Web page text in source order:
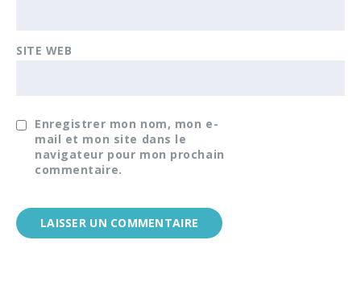
SITE WEB
Enregistrer mon nom, mon e-
mail et mon site dans le
navigateur pour mon prochain
commentaire.